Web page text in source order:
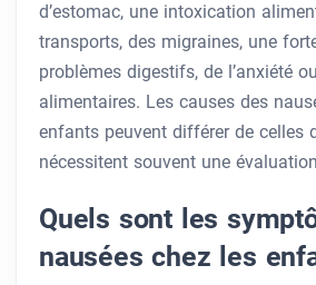
d’estomac, une intoxication
transports, des migraines, une
problèmes digestifs, de l’anxiété
alimentaires. Les causes des
enfants peuvent différer de celles
nécessitent souvent une
Quels sont les
nausées chez les